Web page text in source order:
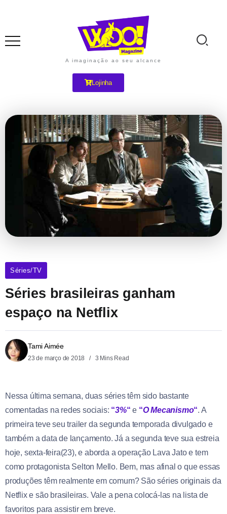
A imaginação ao seu alcance
Lojinha
Séries/TV
Séries brasileiras ganham
espaço na Netflix
Tami Aimée
23 de março de 2018 3 Mins Read
Nessa última semana, duas séries têm sido bastante
comentadas na redes sociais: “3%“ e “O Mecanismo“. A
primeira teve seu trailer da segunda temporada divulgado e
também a data de lançamento. Já a segunda teve sua estreia
hoje, sexta-feira(23), e aborda a operação Lava Jato e tem
como protagonista Selton Mello. Bem, mas afinal o que essas
produções têm realmente em comum? São séries originais da
Netflix e são brasileiras. Vale a pena colocá-las na lista de
favoritos para assistir em breve.